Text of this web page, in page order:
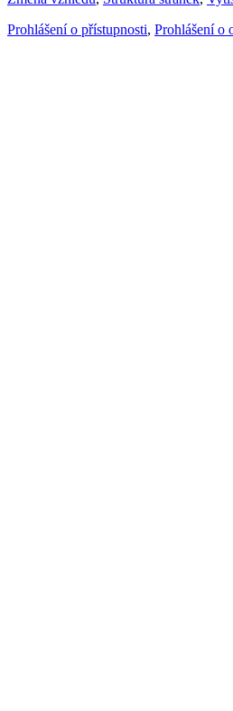
Prohlášení o přístupnosti, Prohlášení o